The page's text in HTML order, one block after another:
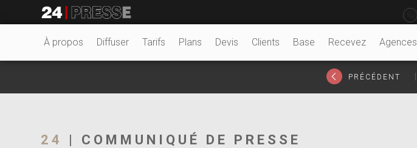
24Presse -
À propos Diffuser Tarifs Plans Devis Clients Base Recevez Agences
PRÉCÉDENT
24 | COMMUNIQUÉ DE PRESSE